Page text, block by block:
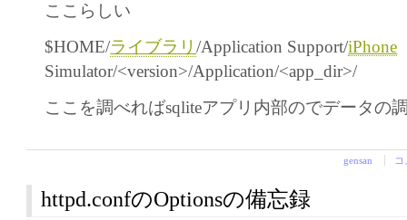
ここらしい
$HOME/ライブラリ/Application Support/iPhone
Simulator/<version>/Application/<app_dir>/
ここを調べればsqliteアプリ内部のでデータの
gensan
httpd.confのOptionsの備忘録